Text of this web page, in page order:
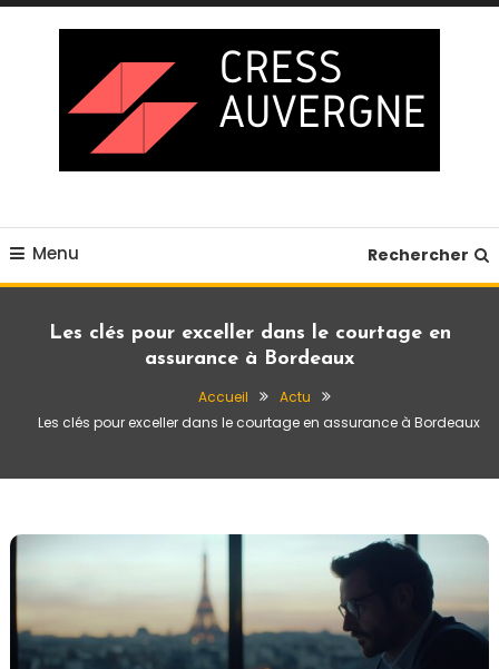
Skip
Menu Rechercher
Les clés pour exceller dans le courtage en
assurance à Bordeaux
Accueil
Actu
Les clés pour exceller dans le courtage en assurance à Bordeaux